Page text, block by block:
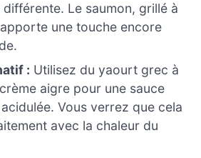
Le saumon, grillé à
une touche encore
: Utilisez du yaourt grec à
aigre pour une sauce
Vous verrez que cela
avec la chaleur du